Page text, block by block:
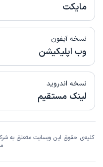
مایکت
نسخه آیفون
وب اپلیکیشن
نسخه اندروید
لینک مستقیم
کلیه‌ی حقوق این وبسایت متعلق به